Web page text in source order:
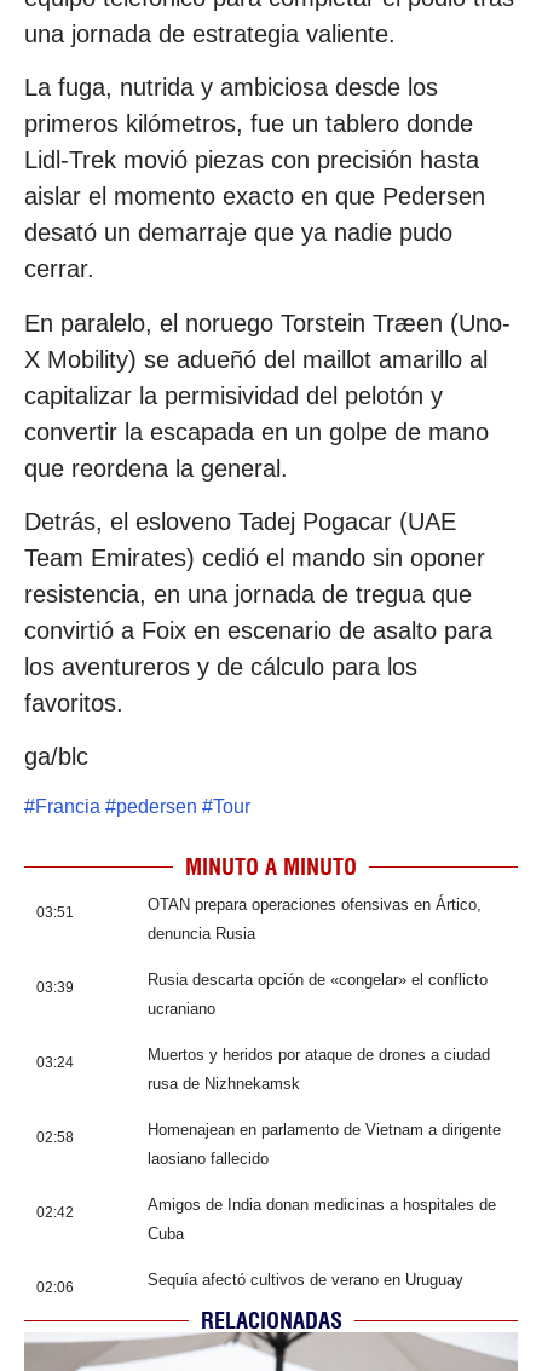
una jornada de estrategia valiente.
La fuga, nutrida y ambiciosa desde los
primeros kilómetros, fue un tablero donde
Lidl-Trek movió piezas con precisión hasta
aislar el momento exacto en que Pedersen
desató un demarraje que ya nadie pudo
cerrar.
En paralelo, el noruego Torstein Træen (Uno-
X Mobility) se adueñó del maillot amarillo al
capitalizar la permisividad del pelotón y
convertir la escapada en un golpe de mano
que reordena la general.
Detrás, el esloveno Tadej Pogacar (UAE
Team Emirates) cedió el mando sin oponer
resistencia, en una jornada de tregua que
convirtió a Foix en escenario de asalto para
los aventureros y de cálculo para los
favoritos.
ga/blc
#Francia #pedersen #Tour
MINUTO A MINUTO
03:51
OTAN prepara operaciones ofensivas en Ártico,
denuncia Rusia
03:39
Rusia descarta opción de «congelar» el conflicto
ucraniano
03:24
Muertos y heridos por ataque de drones a ciudad
rusa de Nizhnekamsk
02:58
Homenajean en parlamento de Vietnam a dirigente
laosiano fallecido
02:42
Amigos de India donan medicinas a hospitales de
Cuba
02:06 Sequía afectó cultivos de verano en Uruguay
RELACIONADAS